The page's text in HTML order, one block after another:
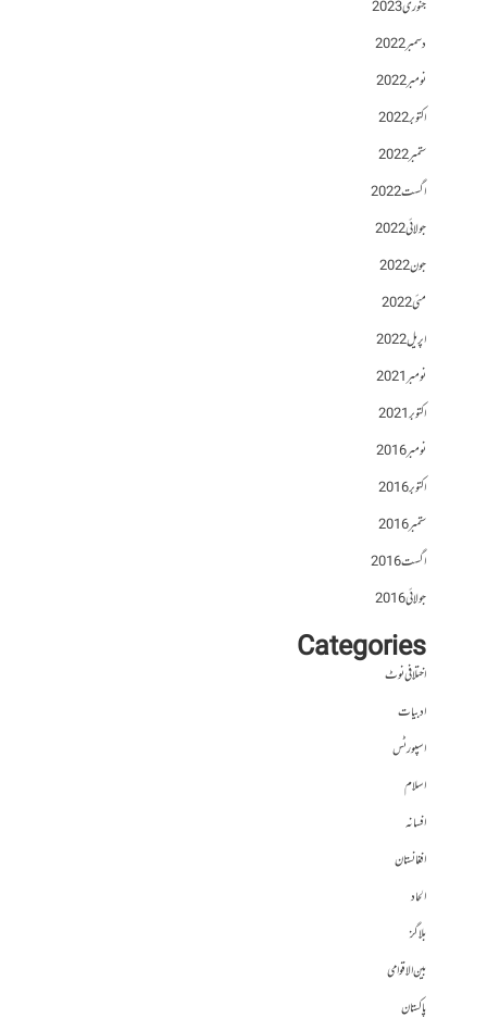
جنوری 2023
دسمبر 2022
نومبر 2022
اکتوبر 2022
ستمبر 2022
اگست 2022
جولائی 2022
جون 2022
مئی 2022
اپریل 2022
نومبر 2021
اکتوبر 2021
نومبر 2016
اکتوبر 2016
ستمبر 2016
اگست 2016
جولائی 2016
Categories
اختلافی نوٹ
ادبیات
اسپورٹس
اسلام
افسانہ
افغانستان
الحاد
بلاگز
بین الاقوامی
پاکستان